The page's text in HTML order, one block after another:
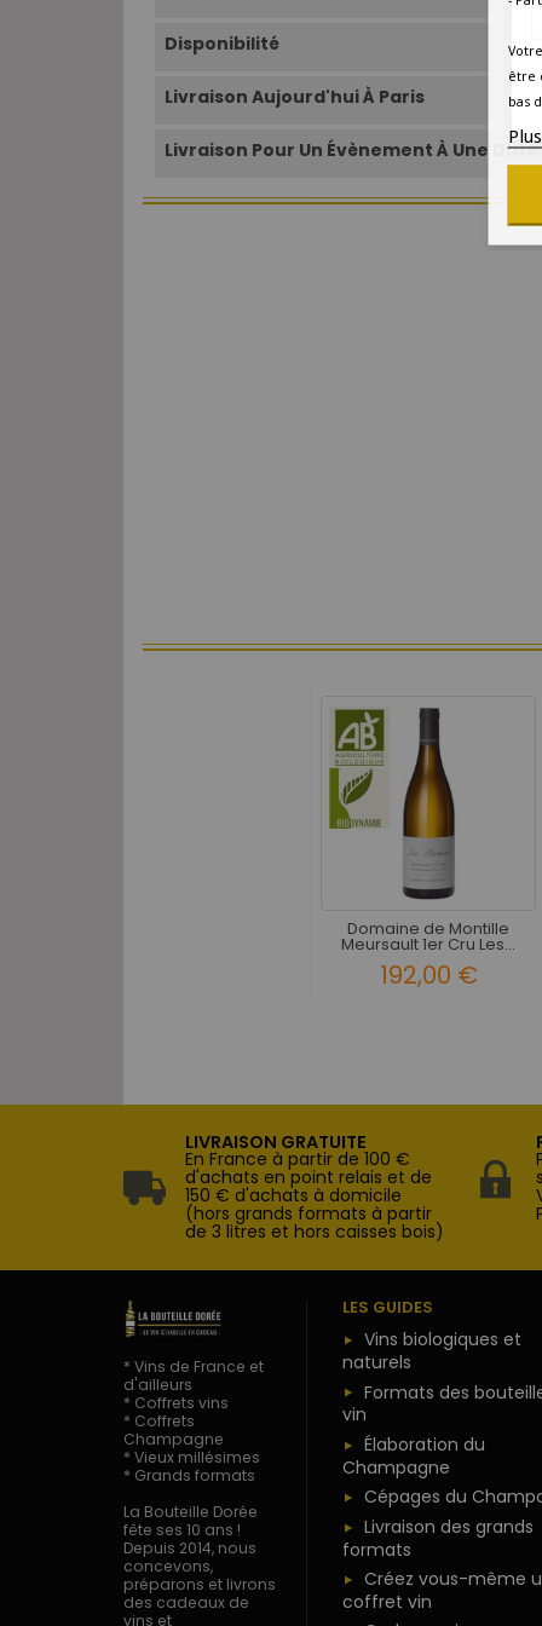
Disponibilité
Livraison Aujourd'hui À Paris
Livraison Pour Un Évènement À Une
Domaine de Montille
Meursault 1er Cru Les...
192,00 €
LIVRAISON GRATUITE
En France à partir de 100 €
d'achats en point relais et de
150 € d'achats à domicile
(hors grands formats à partir
de 3 litres et hors caisses bois)
* Vins de France et
d'ailleurs
* Coffrets vins
* Coffrets
Champagne
* Vieux millésimes
* Grands formats
La Bouteille Dorée
fête ses 10 ans !
Depuis 2014, nous
concevons,
préparons et livrons
des cadeaux de
vins et
LES GUIDES
Vins biologiques et
naturels
Formats des
vin
Élaboration du
Champagne
Cépages du
Livraison des grands
formats
Créez vous-même
coffret vin
être
bas